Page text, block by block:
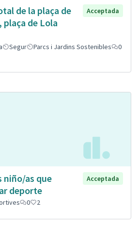
de la plaça de
de Lola
Acceptada
Segur Parcs i Jardins Sostenibles
0
niño/as que
deporte
Acceptada
0 2